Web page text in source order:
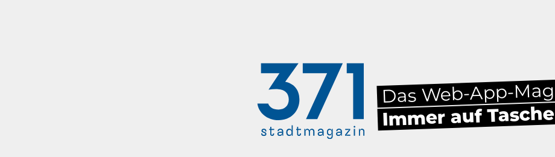
Das Web-App-Mag
Immer auf Tasche